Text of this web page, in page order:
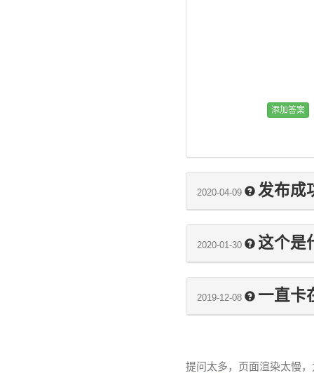
2020-04-09 发布成
2020-01-30 这个是
2019-12-08 一直卡
提问太多，页面渲染太慢